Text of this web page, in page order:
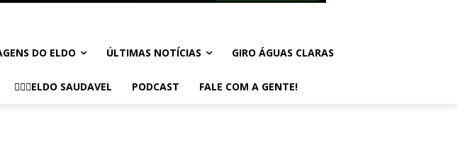
DO ELDO ÚLTIMAS NOTÍCIAS GIRO ÁGUAS CLARAS
🏃🏻‍♂️ELDO SAUDAVEL PODCAST FALE COM A GENTE!